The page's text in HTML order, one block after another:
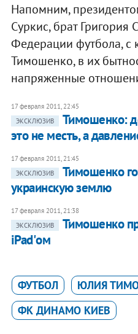
Напомним,
Суркис, брат Григория
Федерации футбола, с
Тимошенко, в их
напряженные
17 февраля 2011, 22:45
ЭКСКЛЮЗИВ
Тимошенко:
это не месть, а
17 февраля 2011, 21:45
ЭКСКЛЮЗИВ
Тимошенко
украинскую землю
17 февраля 2011, 21:38
ЭКСКЛЮЗИВ
Тимошенко
iPad'ом
ФУТБОЛ
ЮЛИЯ
ФК ДИНАМО КИЕВ